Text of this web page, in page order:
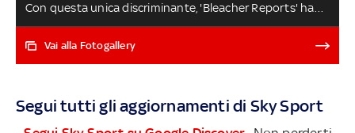
Con questa unica discriminante, 'Bleacher Reports' ha
voluto mettere in ordine le squadre che si ritrovano il
concentrato maggiore di talento giovane a roster e che
Vai alla Fotogallery
Segui tutti gli aggiornamenti di Sky Sport